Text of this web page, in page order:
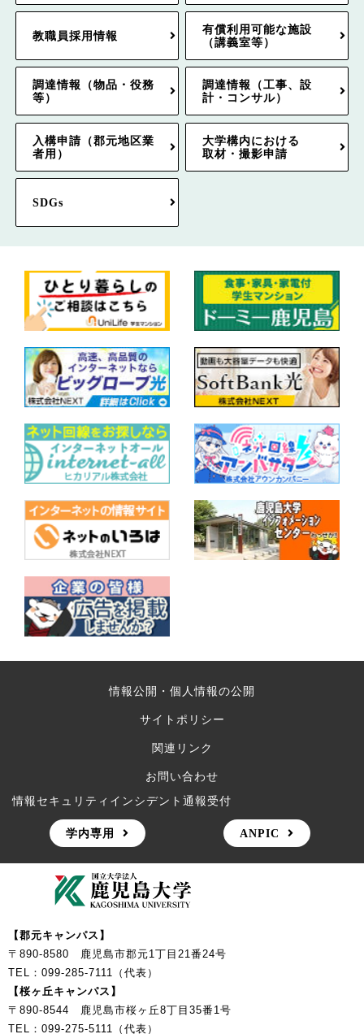
教職員採用情報
有償利用可能な施設
（講義室等）
調達情報（物品・役務
等）
調達情報（工事、設
計・コンサル）
入構申請（郡元地区業
者用）
大学構内における
取材・撮影申請
SDGs
情報公開・個人情報の公開
サイトポリシー
関連リンク
お問い合わせ
情報セキュリティインシデント通報受付
学内専用 ANPIC
【郡元キャンパス】
〒890-8580 鹿児島市郡元1丁目21番24号
TEL：099-285-7111（代表）
【桜ヶ丘キャンパス】
〒890-8544 鹿児島市桜ヶ丘8丁目35番1号
TEL：099-275-5111（代表）